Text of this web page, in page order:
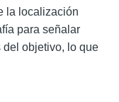
la localización
para señalar
del objetivo, lo que